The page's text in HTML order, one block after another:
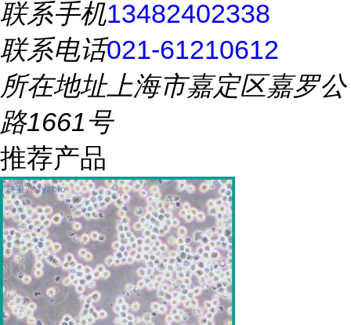
联系手机13482402338
联系电话021-61210612
所在地址上海市嘉定区嘉罗公
路1661号
推荐产品